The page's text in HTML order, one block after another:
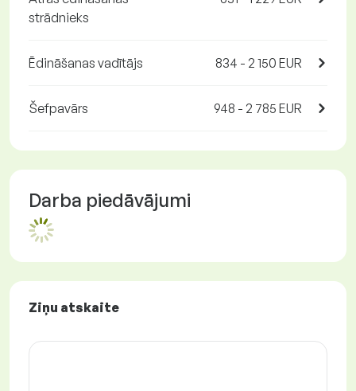
strādnieks
Ēdināšanas vadītājs 834 - 2 150 EUR
Šefpavārs 948 - 2 785 EUR
Darba piedāvājumi
Ziņu atskaite